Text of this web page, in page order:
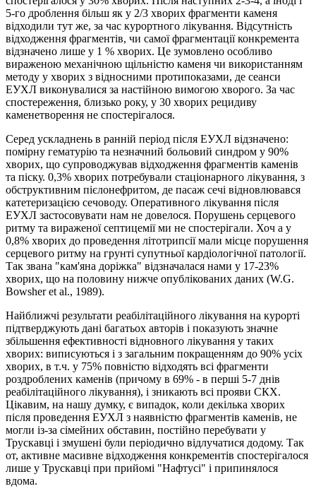
5-го дроблення більш як у 2/3 хворих фрагменти каменя
відходили тут же, за час курортного лікування. Відсутність
відходження фрагментів, чи самої фрагментації конкремента
відзначено лише у 1 % хворих. Це зумовлено особливо
вираженою механічною щільністю каменя чи використанням
методу у хворих з відносними протипоказами, де сеанси
ЕУХЛ виконувалися за настійною вимогою хворого. За час
спостереження, близько року, у 30 хворих рецидиву
каменетворення не спостерігалося.
Серед ускладнень в ранній період після ЕУХЛ відзначено:
помірну гематурію та незначний больовий синдром у 90%
хворих, що супроводжував відходження фрагментів каменів
та піску. 0,3% хворих потребували стаціонарного лікування, з
обструктивним пієлонефритом, де пасаж сечі відновлювався
катетеризацією сечоводу. Оперативного лікування після
ЕУХЛ застосовувати нам не довелося. Порушень серцевого
ритму та вираженої септицемії ми не спостерігали. Хоч а у
0,8% хворих до проведення літотрипсії мали місце порушення
серцевого ритму на грунті супутньої кардіологічної патології.
Так звана "кам'яна доріжка" відзначалася нами у 17-23%
хворих, що на половину нижче опублікованих даних (W.G.
Bowsher et al., 1989).
Hайближчi результати реабiлiтацiйного лiкування на курортi
пiдтверджують данi багатьох авторiв i показують значне
збiльшення ефективностi вiдновного лiкування у таких
хворих: виписуються i з загальним покращенням до 90% усiх
хворих, в т.ч. у 75% повнiстю вiдходять всi фрагменти
роздроблених каменiв (причому в 69% - в перші 5-7 днів
реабілітаційного лікування), i зникають всi прояви СКХ.
Цiкавим, на нашу думку, є випадок, коли декілька хворих
пiсля проведення ЕУХЛ з наявнiстю фрагментiв каменiв, не
могли iз-за сiмейних обставин, постiйно перебувати у
Трускавцi i змушені були перiодично вiдлучатися додому. Так
от, активне масивне вiдходження конкрементiв спостерiгалося
лише у Трускавцi при прийомi "Hафтусi" i припинялося
вдома.